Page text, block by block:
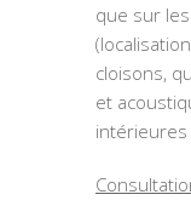
que sur
cloisons,
et